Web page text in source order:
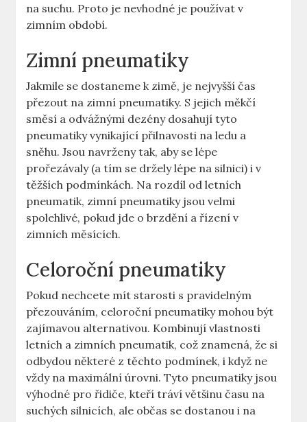
na suchu. Proto je nevhodné je používat v
zimním období.
Zimní pneumatiky
Jakmile se dostaneme k zimě, je nejvyšší čas
přezout na zimní pneumatiky. S jejich měkčí
směsí a odvážnými dezény dosahují tyto
pneumatiky vynikající přilnavosti na ledu a
sněhu. Jsou navrženy tak, aby se lépe
prořezávaly (a tím se držely lépe na silnici) i v
těžších podmínkách. Na rozdíl od letních
pneumatik, zimní pneumatiky jsou velmi
spolehlivé, pokud jde o brzdění a řízení v
zimních měsících.
Celoroční pneumatiky
Pokud nechcete mít starosti s pravidelným
přezouváním, celoroční pneumatiky mohou být
zajímavou alternativou. Kombinují vlastnosti
letních a zimních pneumatik, což znamená, že si
odbydou některé z těchto podmínek, i když ne
vždy na maximální úrovni. Tyto pneumatiky jsou
výhodné pro řidiče, kteří tráví většinu času na
suchých silnicích, ale občas se dostanou i na